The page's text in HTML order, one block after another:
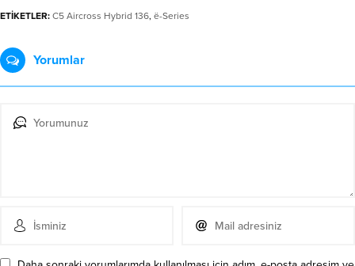
ETİKETLER: C5 Aircross Hybrid 136, ë-Series
Yorumlar